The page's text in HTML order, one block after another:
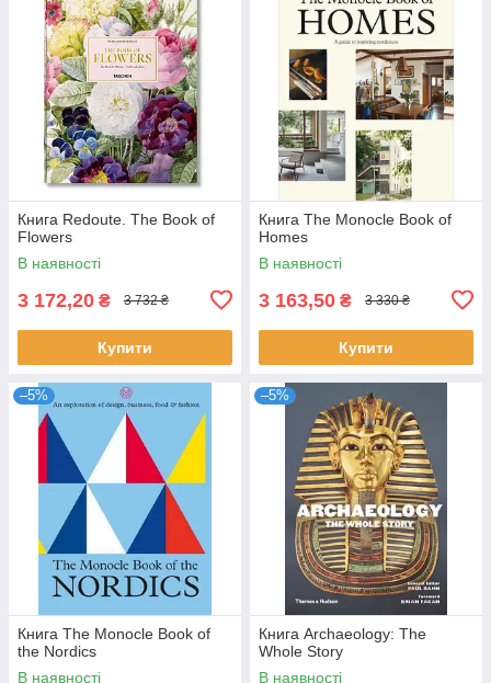
Книга Redoute. The Book of
Flowers
В наявності
3 172,20 ₴ 3 732 ₴
Купити
Книга The Monocle Book of
Homes
В наявності
3 163,50 ₴ 3 330 ₴
Купити
–5%
Книга The Monocle Book of
the Nordics
В наявності
–5%
Книга Archaeology: The
Whole Story
В наявності